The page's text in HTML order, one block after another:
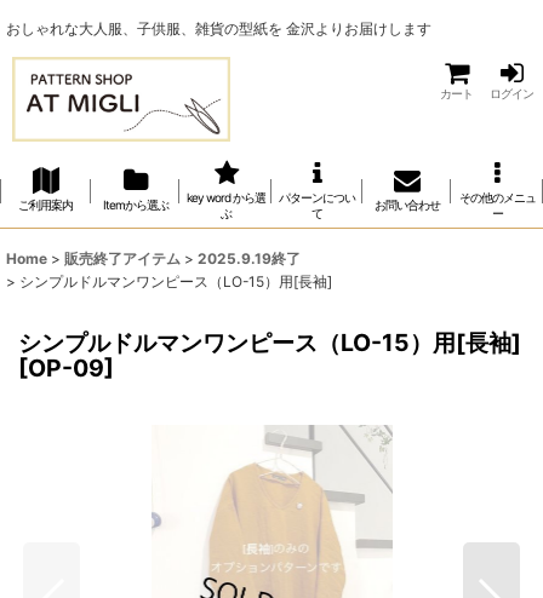
おしゃれな大人服、子供服、雑貨の型紙を 金沢よりお届けします
カート ログイン
ご利用案内 Itemから選ぶ
key word から選
ぶ
パターンについ
て
お問い合わせ
その他のメニュ
ー
Home > 販売終了アイテム > 2025.9.19終了
> シンプルドルマンワンピース（LO-15）用[長袖]
シンプルドルマンワンピース（LO-15）用[長袖]
[OP-09]